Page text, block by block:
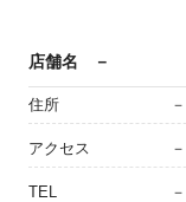
店舗名 －
住所 －
アクセス －
TEL －